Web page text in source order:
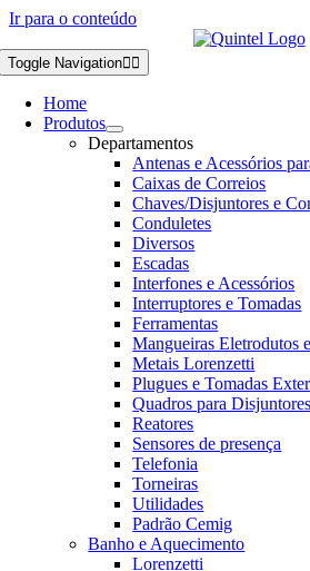
Ir para o conteúdo
Toggle Navigation
Home
Produtos
Departamentos
Antenas e Acessórios
Caixas de Correios
Chaves/Disjuntores e
Conduletes
Diversos
Escadas
Interfones e Acessórios
Interruptores e Tomadas
Ferramentas
Mangueiras Eletrodutos
Metais Lorenzetti
Plugues e Tomadas
Quadros para Disjuntores
Reatores
Sensores de presença
Telefonia
Torneiras
Utilidades
Padrão Cemig
Banho e Aquecimento
Lorenzetti